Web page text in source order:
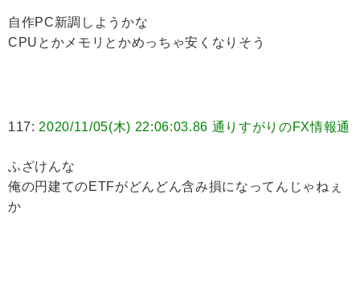
自作PC新調しようかな
CPUとかメモリとかめっちゃ安くなりそう
117: 2020/11/05(木) 22:06:03.86 通りすがりのFX情報通
ふざけんな
俺の円建てのETFがどんどん含み損になってんじゃねぇ
か